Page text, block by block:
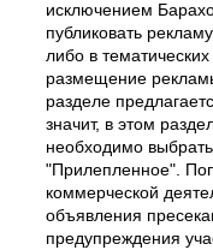
исключением
публиковать
либо в
размещение
разделе
значит, в этом
необходимо
"Прилепленное".
коммерческой
объявления
предупреждения